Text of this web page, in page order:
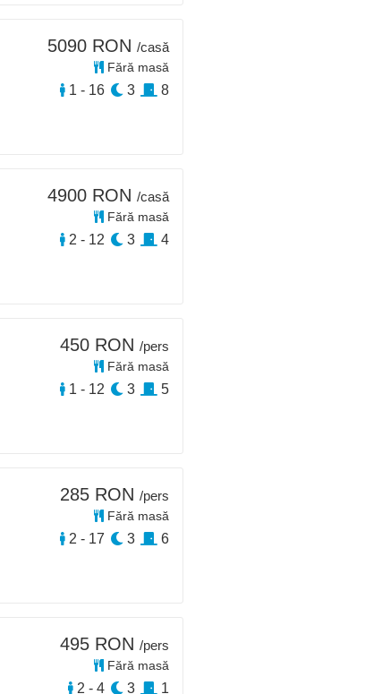
5090 RON /casă
Fără masă
1 - 16 3 8
4900 RON /casă
Fără masă
2 - 12 3 4
450 RON /pers
Fără masă
1 - 12 3 5
285 RON /pers
Fără masă
2 - 17 3 6
495 RON /pers
Fără masă
2 - 4 3 1